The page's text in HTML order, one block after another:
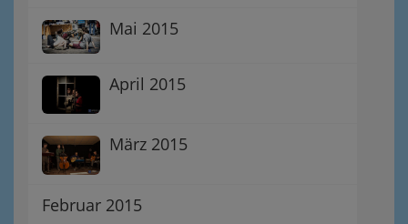
Mai 2015
April 2015
März 2015
Februar 2015